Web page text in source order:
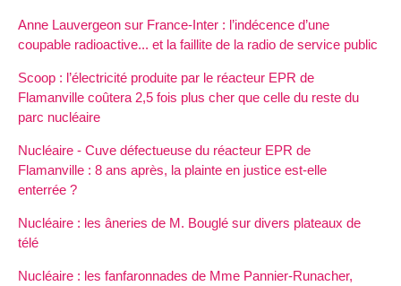
Anne Lauvergeon sur France-Inter : l’indécence d’une
coupable radioactive... et la faillite de la radio de service public
Scoop : l’électricité produite par le réacteur EPR de
Flamanville coûtera 2,5 fois plus cher que celle du reste du
parc nucléaire
Nucléaire - Cuve défectueuse du réacteur EPR de
Flamanville : 8 ans après, la plainte en justice est-elle
enterrée ?
Nucléaire : les âneries de M. Bouglé sur divers plateaux de
télé
Nucléaire : les fanfaronnades de Mme Pannier-Runacher,